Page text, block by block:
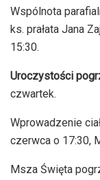
Wspólnota
ks. prałata Jana
15:30.
Uroczystości
czwartek.
Wprowadzenie
czerwca o 17:30,
Msza Święta